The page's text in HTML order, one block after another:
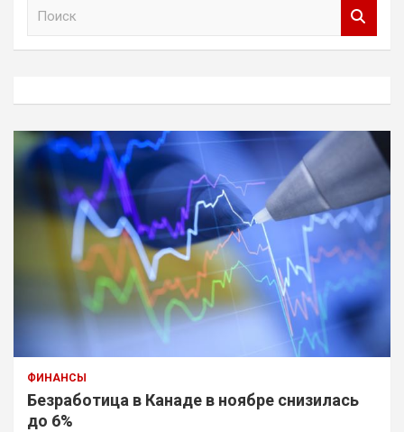
ФИНАНСЫ
Безработица в Канаде в ноябре снизилась
до 6%